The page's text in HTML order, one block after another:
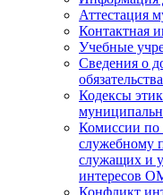
Аттестация
Контактная
Учебные
Сведения о
Кодексы
Комиссии по
служебному
служащих и
интересов
Конфликт